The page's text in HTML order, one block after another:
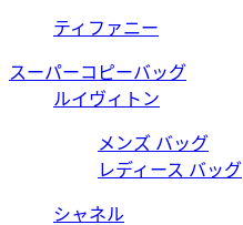
ティファニー
スーパーコピーバッグ
ルイヴィトン
メンズ バッグ
レディース バッグ
シャネル